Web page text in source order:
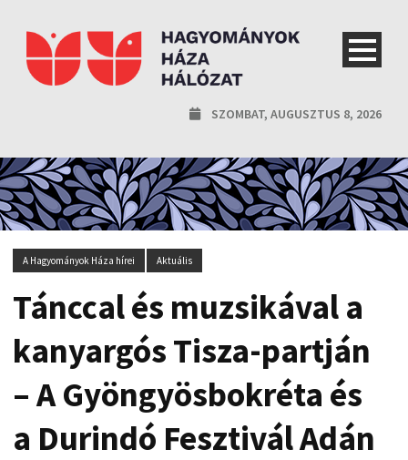
SZOMBAT, AUGUSZTUS 8, 2026
A Hagyományok Háza hírei Aktuális
Tánccal és muzsikával a
kanyargós Tisza-partján
– A Gyöngyösbokréta és
a Durindó Fesztivál Adán